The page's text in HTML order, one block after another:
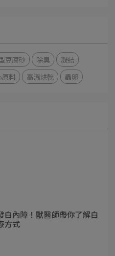
豆腐砂 除臭
凝結
原料 高溫烘乾 蟲卵
內障！獸醫師帶你了解白
方式